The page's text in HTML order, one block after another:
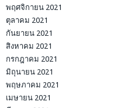
พฤศจิกายน 2021
ตุลาคม 2021
กันยายน 2021
สิงหาคม 2021
กรกฎาคม 2021
มิถุนายน 2021
พฤษภาคม 2021
เมษายน 2021